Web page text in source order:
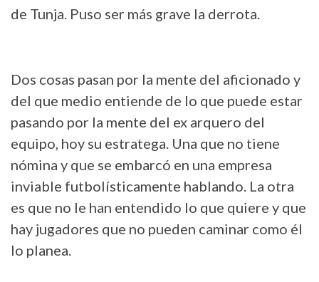
de Tunja. Puso ser más grave la derrota.
Dos cosas pasan por la mente del aficionado y
del que medio entiende de lo que puede estar
pasando por la mente del ex arquero del
equipo, hoy su estratega. Una que no tiene
nómina y que se embarcó en una empresa
inviable futbolísticamente hablando. La otra
es que no le han entendido lo que quiere y que
hay jugadores que no pueden caminar como él
lo planea.